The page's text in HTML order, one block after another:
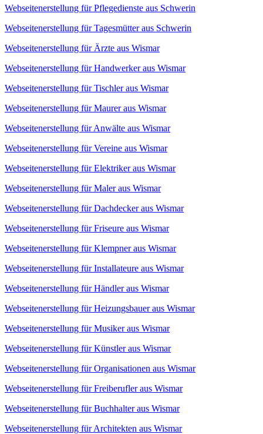
Webseitenerstellung für Pflegedienste aus Schwerin
Webseitenerstellung für Tagesmütter aus Schwerin
Webseitenerstellung für Ärzte aus Wismar
Webseitenerstellung für Handwerker aus Wismar
Webseitenerstellung für Tischler aus Wismar
Webseitenerstellung für Maurer aus Wismar
Webseitenerstellung für Anwälte aus Wismar
Webseitenerstellung für Vereine aus Wismar
Webseitenerstellung für Elektriker aus Wismar
Webseitenerstellung für Maler aus Wismar
Webseitenerstellung für Dachdecker aus Wismar
Webseitenerstellung für Friseure aus Wismar
Webseitenerstellung für Klempner aus Wismar
Webseitenerstellung für Installateure aus Wismar
Webseitenerstellung für Händler aus Wismar
Webseitenerstellung für Heizungsbauer aus Wismar
Webseitenerstellung für Musiker aus Wismar
Webseitenerstellung für Künstler aus Wismar
Webseitenerstellung für Organisationen aus Wismar
Webseitenerstellung für Freiberufler aus Wismar
Webseitenerstellung für Buchhalter aus Wismar
Webseitenerstellung für Architekten aus Wismar